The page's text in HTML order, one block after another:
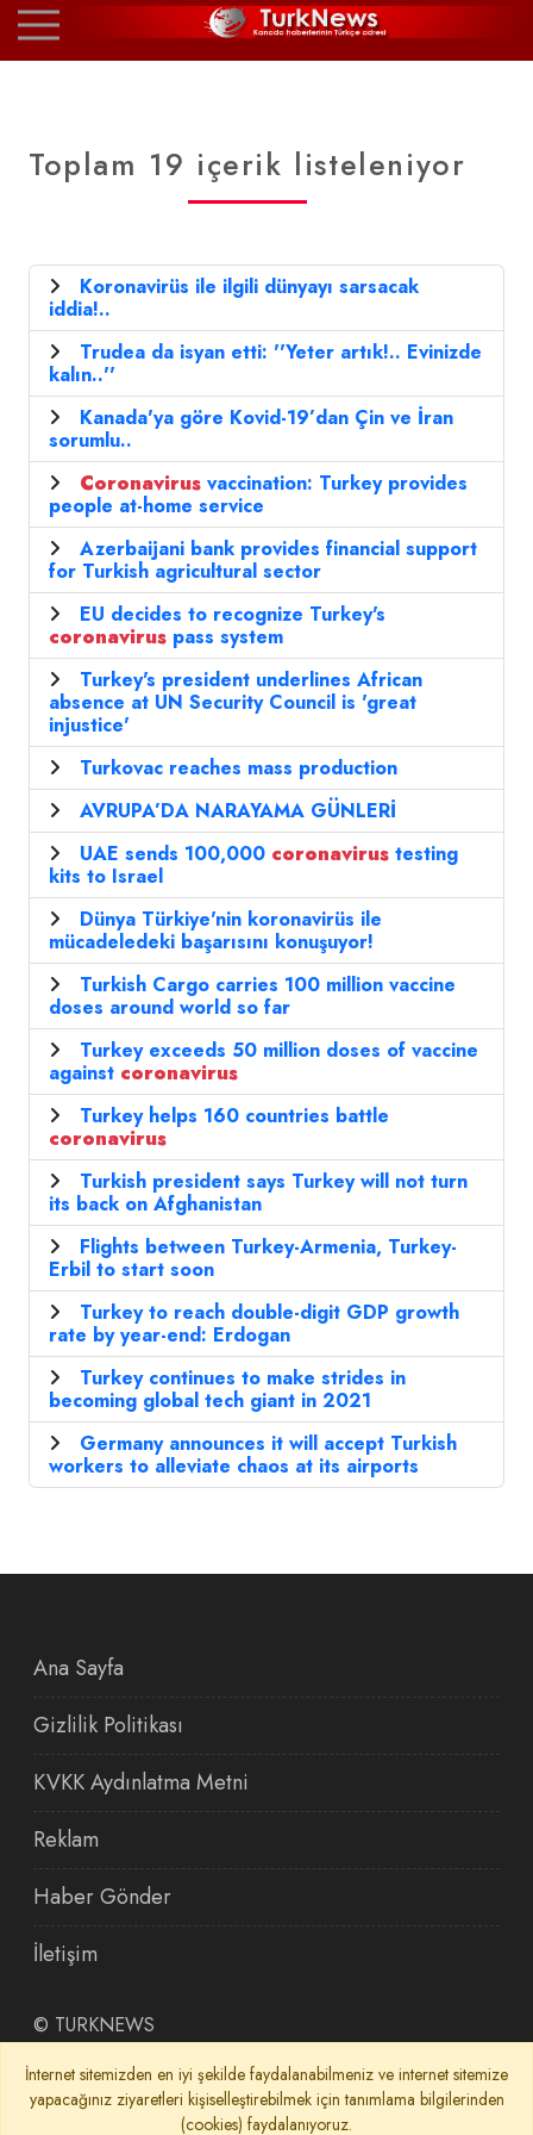
Toplam 19 içerik listeleniyor
Koronavirüs ile ilgili dünyayı sarsacak
iddia!..
Trudea da isyan etti: ''Yeter artık!.. Evinizde
kalın..''
Kanada'ya göre Kovid-19’dan Çin ve İran
sorumlu..
Coronavirus vaccination: Turkey provides
people at-home service
Azerbaijani bank provides financial support
for Turkish agricultural sector
EU decides to recognize Turkey's
coronavirus pass system
Turkey's president underlines African
absence at UN Security Council is 'great
injustice'
Turkovac reaches mass production
AVRUPA’DA NARAYAMA GÜNLERİ
UAE sends 100,000 coronavirus testing
kits to Israel
Dünya Türkiye'nin koronavirüs ile
mücadeledeki başarısını konuşuyor!
Turkish Cargo carries 100 million vaccine
doses around world so far
Turkey exceeds 50 million doses of vaccine
against coronavirus
Turkey helps 160 countries battle
coronavirus
Turkish president says Turkey will not turn
its back on Afghanistan
Flights between Turkey-Armenia, Turkey-
Erbil to start soon
Turkey to reach double-digit GDP growth
rate by year-end: Erdogan
Turkey continues to make strides in
becoming global tech giant in 2021
Germany announces it will accept Turkish
workers to alleviate chaos at its airports
Ana Sayfa
Gizlilik Politikası
KVKK Aydınlatma Metni
Reklam
Haber Gönder
İletişim
© TURKNEWS
İnternet sitemizden en iyi şekilde faydalanabilmeniz ve internet sitemize
yapacağınız ziyaretleri kişiselleştirebilmek için tanımlama bilgilerinden
(cookies) faydalanıyoruz.